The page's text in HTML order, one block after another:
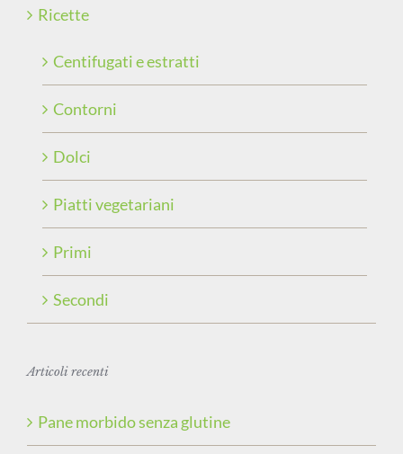
Ricette
Centifugati e estratti
Contorni
Dolci
Piatti vegetariani
Primi
Secondi
Articoli recenti
Pane morbido senza glutine